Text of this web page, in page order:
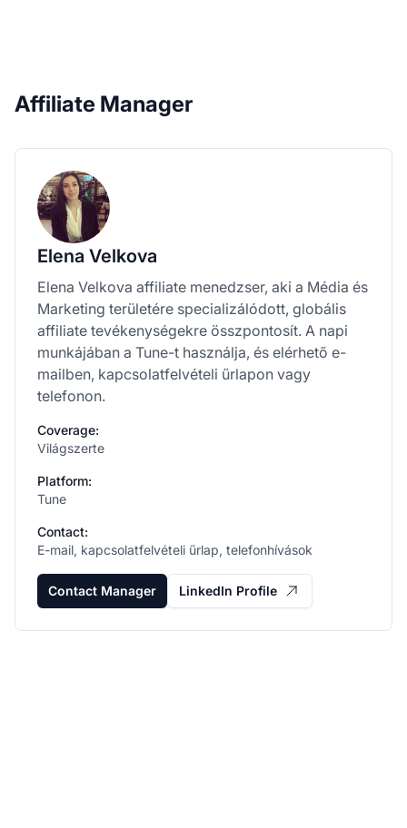
Affiliate Manager
Elena Velkova
Elena Velkova affiliate menedzser, aki a Média és
Marketing területére specializálódott, globális
affiliate tevékenységekre összpontosít. A napi
munkájában a Tune-t használja, és elérhető e-
mailben, kapcsolatfelvételi űrlapon vagy
telefonon.
Coverage:
Világszerte
Platform:
Tune
Contact:
E-mail, kapcsolatfelvételi űrlap, telefonhívások
Contact Manager LinkedIn Profile